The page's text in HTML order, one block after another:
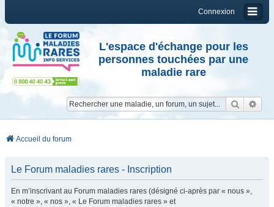
Connexion
L'espace d'échange pour les
personnes touchées par une
maladie rare
Accueil du forum
Le Forum maladies rares - Inscription
En m’inscrivant au Forum maladies rares (désigné ci-après par « nous »,
« notre », « nos », « Le Forum maladies rares » et